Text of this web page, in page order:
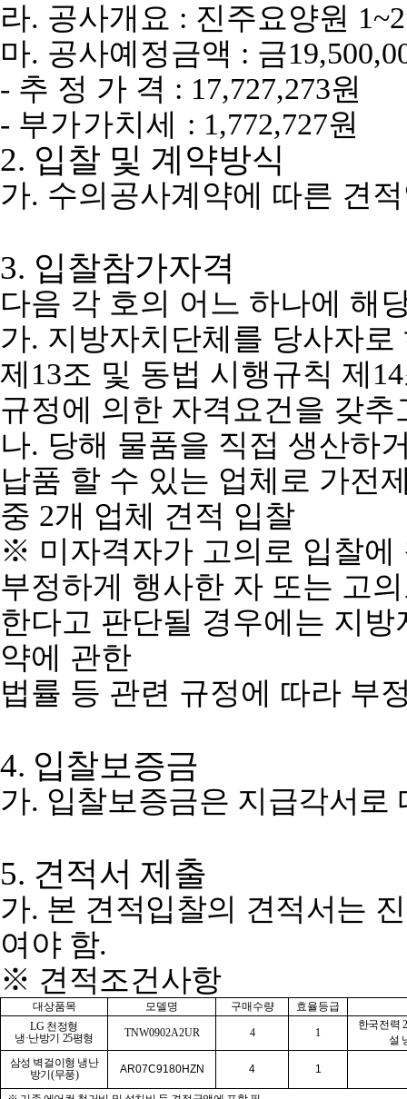
라. 공사개요 : 진주요양원 1~2
마. 공사예정금액 : 금
- 추 정 가 격 : 17,727,273원
- 부가가치세 : 1,772,727원
2. 입찰 및 계약방식
가. 수의공사계약에 따른 견
3. 입찰참가자격
다음 각 호의 어느 하나에 해
가. 지방자치단체를 당사자
제 13조 및 동법 시행규칙 제 14
규정에 의한 자격요건을 갖추
나. 당해 물품을 직접 생산하
납품 할 수 있는 업체로 가전
중 2개 업체 견적 입찰
※ 미자격자가 고의로 입찰
부정하게 행사한 자 또는 고
한다고 판단될 경우에는 지
약에 관한
법률 등 관련 규정에 따라 부
4. 입찰보증금
가. 입찰보증금은 지급각서로
5. 견적서 제출
가. 본 견적입찰의 견적서는
여야 함.
※ 견적조건사항
대상품목 모델명 구매수량
효율등급
LG 천정형
냉·난방기 25평형 TNW0902A2UR 4 1
한국전력
설
삼성 벽걸이형 냉난
방기 (무풍) AR07C9180HZN 4 1